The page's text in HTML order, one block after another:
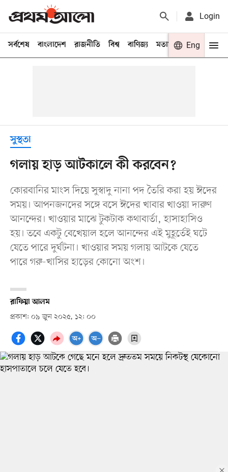
Login
সর্বশেষ বাংলাদেশ রাজনীতি বিশ্ব বাণিজ্য মতামত খেলা
Eng
সুস্থতা
গলায় হাড় আটকালে কী করবেন?
কোরবানির মাংস দিয়ে সুস্বাদু নানা পদ তৈরি করা হয় ঈদের
সময়। আপনজনদের সঙ্গে বসে ঈদের খাবার খাওয়া দারুণ
আনন্দের। খাওয়ার মাঝে টুকটাক কথাবার্তা, হাসাহাসিও
হয়। তবে একটু বেখেয়াল হলে আনন্দের এই মুহূর্তেই ঘটে
যেতে পারে দুর্ঘটনা। খাওয়ার সময় গলায় আটকে যেতে
পারে গরু-খাসির হাড়ের কোনো অংশ।
রাফিয়া আলম
প্রকাশ: ০৯ জুন ২০২৫, ১২: ০০